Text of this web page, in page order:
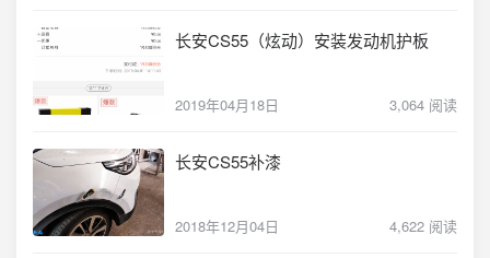
长安CS55（炫动）安装发动机护板
2019年04月18日 3,064 阅读
长安CS55补漆
2018年12月04日 4,622 阅读